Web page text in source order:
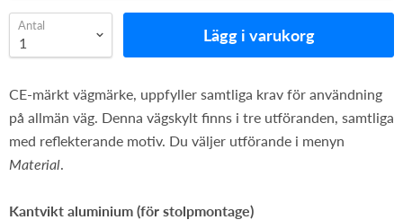
Antal Lägg i varukorg
CE-märkt vägmärke, uppfyller samtliga krav för användning
på allmän väg. Denna vägskylt finns i tre utföranden, samtliga
med reflekterande motiv. Du väljer utförande i menyn
Material.
Kantvikt aluminium (för stolpmontage)